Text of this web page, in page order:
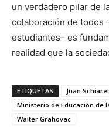
un verdadero pilar de
colaboración de todos
estudiantes– es
realidad que la
ETIQUETAS
Juan
Ministerio de Educación de
Walter Grahovac